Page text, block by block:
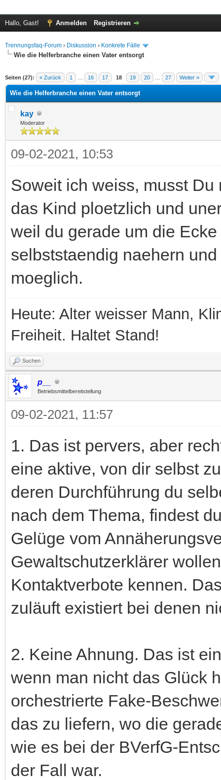
Hallo, Gast! Anmelden Registrieren
Trennungsfaq-Forum › Diskussion › Konkrete Fälle
Wie die Helferbranche einen Vater entsorgt
Seiten (27): « Zurück 1 16 17 18 19 20 27 Weiter »
Durchschnitt
Wie die Helferbranche einen Vater entsorgt
kay
Moderator
09-02-2021, 10:53
Soweit ich weiss, musst
das Kind ploetzlich und
weil du gerade um die
selbststaendig naehern
moeglich.
Heute: Alter weisser Mann,
Freiheit. Haltet Stand!
Suchen
p__
Betriebsmittelbereitstellung
09-02-2021, 11:57
1. Das ist pervers, aber
eine aktive, von dir selbst
deren Durchführung du
nach dem Thema, findest
Gelüge vom
Gewaltschutzerklärer
Kontaktverbote kennen.
zuläuft existiert bei denen
2. Keine Ahnung. Das ist
wenn man nicht das Glück
orchestrierte Fake-
das zu liefern, wo die
wie es bei der BVerfG-
der Fall war.